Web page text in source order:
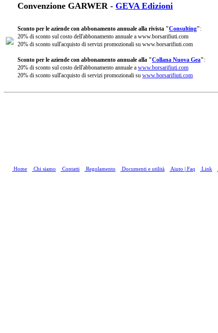
Convenzione GARWER - GEVA Edizioni
Sconto per le aziende con abbonamento annuale alla rivista "Consulting":
20% di sconto sul costo dell'abbonamento annuale a www.borsarifiuti.com
20% di sconto sull'acquisto di servizi promozionali su www.borsarifiuti.com
Sconto per le aziende con abbonamento annuale alla "Collana Nuova Gea":
20% di sconto sul costo dell'abbonamento annuale a www.borsarifiuti.com
20% di sconto sull'acquisto di servizi promozionali su www.borsarifiuti.com
Home Chi siamo Contatti Regolamento Documenti e utilità Aiuto | Faq Link